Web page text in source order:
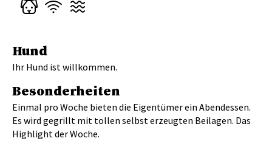
Hund
Ihr Hund ist willkommen.
Besonderheiten
Einmal pro Woche bieten die Eigentümer ein Abendessen.
Es wird gegrillt mit tollen selbst erzeugten Beilagen. Das
Highlight der Woche.